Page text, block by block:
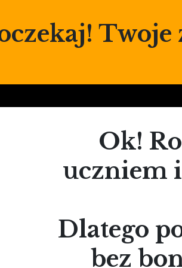
Ok!
uczniem
Dlatego
bez